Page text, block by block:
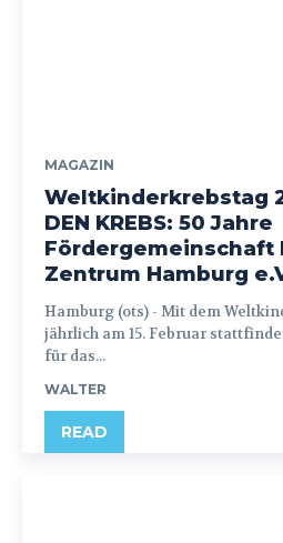
MAGAZIN
Weltkinderkrebstag
DEN KREBS: 50 Jahre
Fördergemeinschaft
Zentrum Hamburg
Hamburg (ots) - Mit dem Weltkinderkrebstag, der
jährlich am 15. Februar
für das...
WALTER
READ